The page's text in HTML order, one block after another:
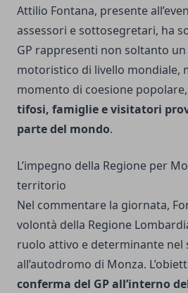
Attilio Fontana, presente
assessori e sottosegretari, ha
GP rappresenti non soltanto
motoristico di livello mondiale,
momento di coesione
tifosi, famiglie e visitatori
parte del mondo.
L’impegno della Regione per
territorio
Nel commentare la giornata,
volontà della Regione
ruolo attivo e determinante nel
all’autodromo di Monza.
conferma del GP all’interno